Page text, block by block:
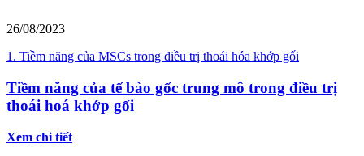
26/08/2023
1. Tiềm năng của MSCs trong điều trị thoái hóa khớp gối
Tiềm năng của tế bào gốc trung mô trong điều trị
thoái hoá khớp gối
Xem chi tiết